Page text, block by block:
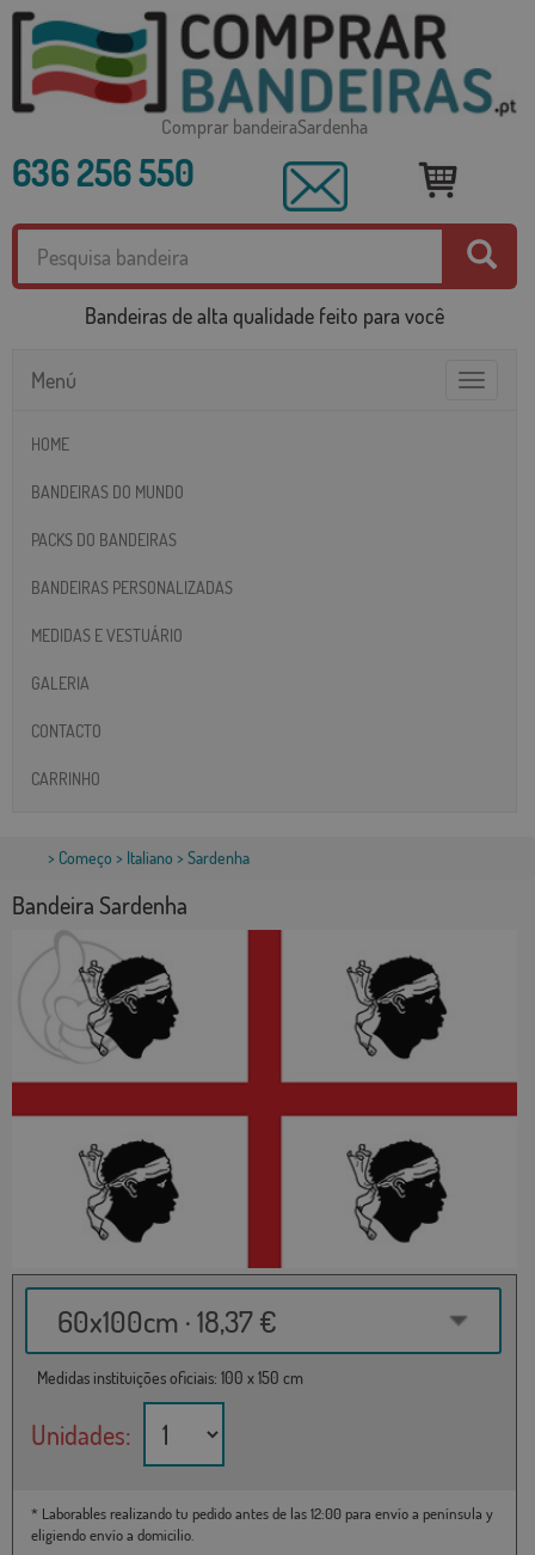
Comprar bandeiraSardenha
636 256 550
Bandeiras de alta qualidade feito para você
Toggle
Menú
HOME
BANDEIRAS DO MUNDO
PACKS DO BANDEIRAS
BANDEIRAS PERSONALIZADAS
MEDIDAS E VESTUÁRIO
GALERIA
CONTACTO
CARRINHO
> Começo > Italiano > Sardenha
Bandeira Sardenha
60x100cm · 18,37 €
Medidas instituições oficiais: 100 x 150 cm
Unidades:
* Laborables realizando tu pedido antes de las 12:00 para envío a península y
eligiendo envío a domicilio.